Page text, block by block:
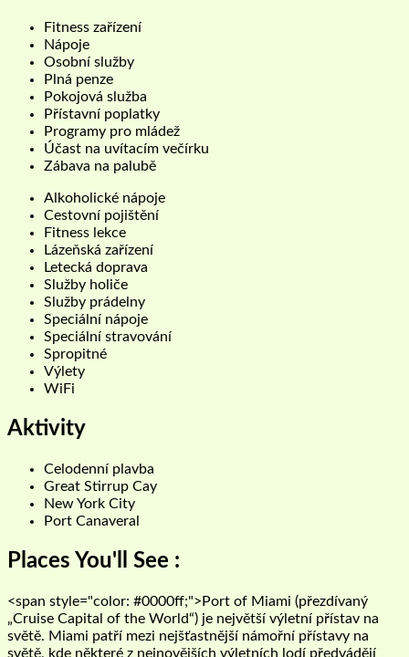
Fitness zařízení
Nápoje
Osobní služby
Plná penze
Pokojová služba
Přístavní poplatky
Programy pro mládež
Účast na uvítacím večírku
Zábava na palubě
Alkoholické nápoje
Cestovní pojištění
Fitness lekce
Lázeňská zařízení
Letecká doprava
Služby holiče
Služby prádelny
Speciální nápoje
Speciální stravování
Spropitné
Výlety
WiFi
Aktivity
Celodenní plavba
Great Stirrup Cay
New York City
Port Canaveral
Places You'll See :
<span style="color: #0000ff;">Port of Miami (přezdívaný
„Cruise Capital of the World“) je největší výletní přístav na
světě. Miami patří mezi nejšťastnější námořní přístavy na
světě, kde některé z nejnovějších výletních lodí předvádějí